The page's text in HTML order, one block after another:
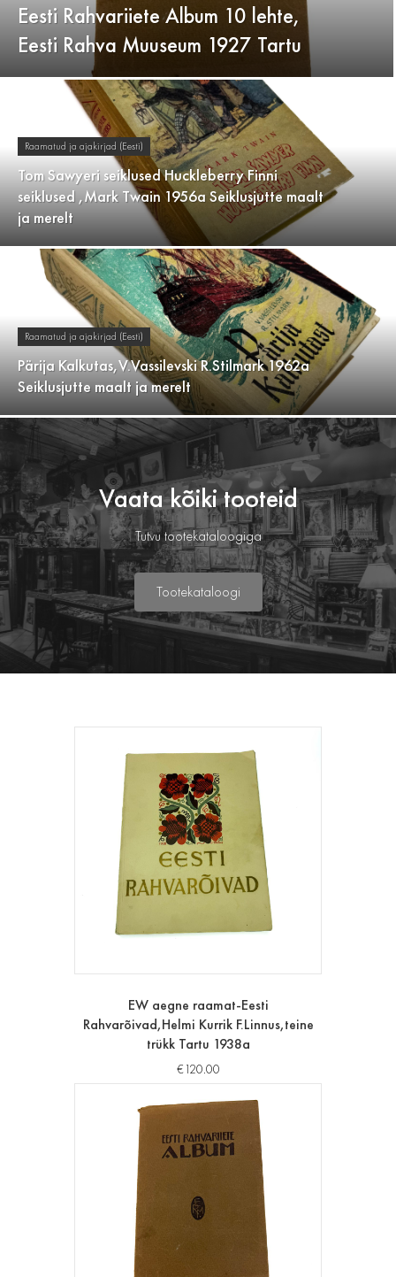
Eesti Rahvariiete Album 10 lehte,
Eesti Rahva Muuseum 1927 Tartu
Raamatud ja ajakirjad (Eesti)
Tom Sawyeri seiklused Huckleberry Finni
seiklused ,Mark Twain 1956a Seiklusjutte maalt
ja merelt
Raamatud ja ajakirjad (Eesti)
Pärija Kalkutas,V.Vassilevski R.Stilmark 1962a
Seiklusjutte maalt ja merelt
Vaata kõiki tooteid
Tutvu tootekataloogiga
Tootekataloogi
EW aegne raamat-Eesti
Rahvarõivad,Helmi Kurrik F.Linnus,teine
trükk Tartu 1938a
€120.00